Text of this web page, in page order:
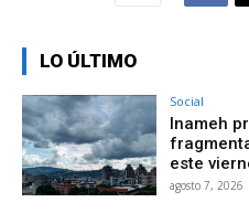
LO ÚLTIMO
Social
Inameh
este
agosto 7, 2026